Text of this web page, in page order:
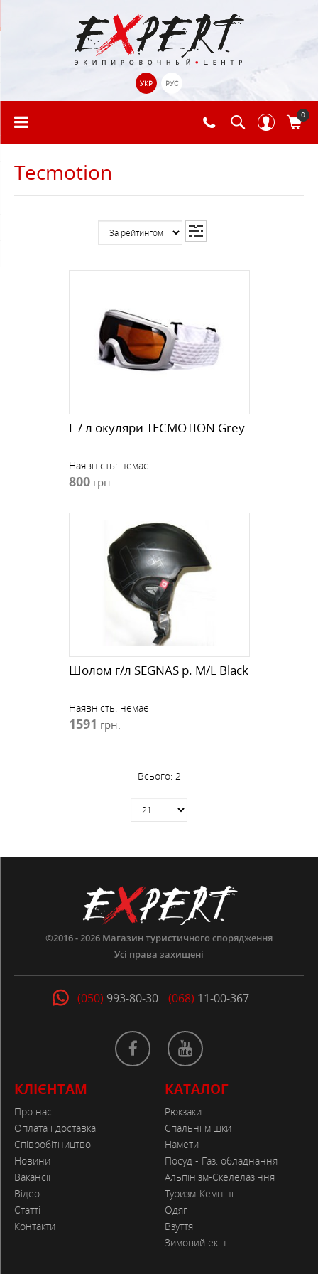
УКР РУС
0
Tecmotion
Г / л окуляри TECMOTION Grey
Наявність: немає
800 грн.
Шолом г/л SEGNAS р. M/L Black
Наявність: немає
1591 грн.
Всього: 2
©2016 - 2026 Магазин туристичного спорядження
Усі права захищені
(050) 993-80-30 (068) 11-00-367
КЛІЄНТАМ
Про нас
Оплата і доставка
Співробітництво
Новини
Вакансії
Відео
Статті
Контакти
КАТАЛОГ
Рюкзаки
Спальні мішки
Намети
Посуд - Газ. обладнання
Альпінізм-Скелелазіння
Туризм-Кемпінг
Одяг
Взуття
Зимовий екіп